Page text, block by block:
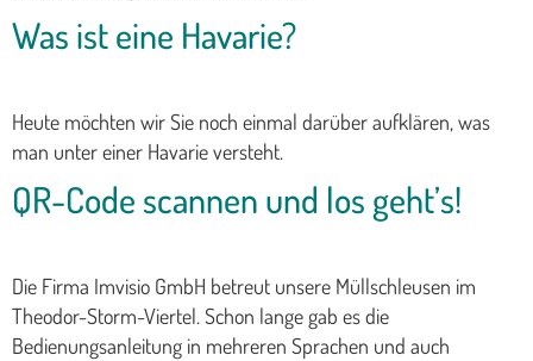
Was ist eine Havarie?
Heute möchten wir Sie noch einmal darüber aufklären, was
man unter einer Havarie versteht.
QR-Code scannen und los geht’s!
Die Firma Imvisio GmbH betreut unsere Müllschleusen im
Theodor-Storm-Viertel. Schon lange gab es die
Bedienungsanleitung in mehreren Sprachen und auch